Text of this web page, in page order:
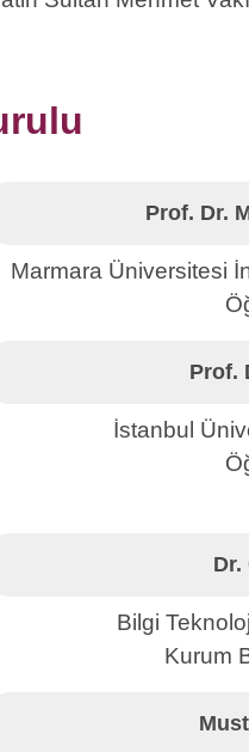
Prof. Dr.
Marmara Üniversitesi
Prof.
İstanbul
Dr.
Bilgi
Kurum